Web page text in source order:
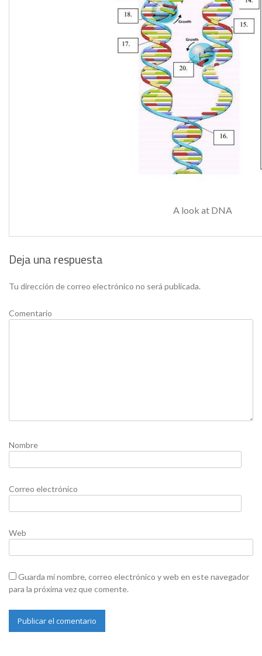
A look at DNA
Deja una respuesta
Tu dirección de correo electrónico no será publicada.
Comentario
Nombre
Correo electrónico
Web
Guarda mi nombre, correo electrónico y web en este navegador
para la próxima vez que comente.